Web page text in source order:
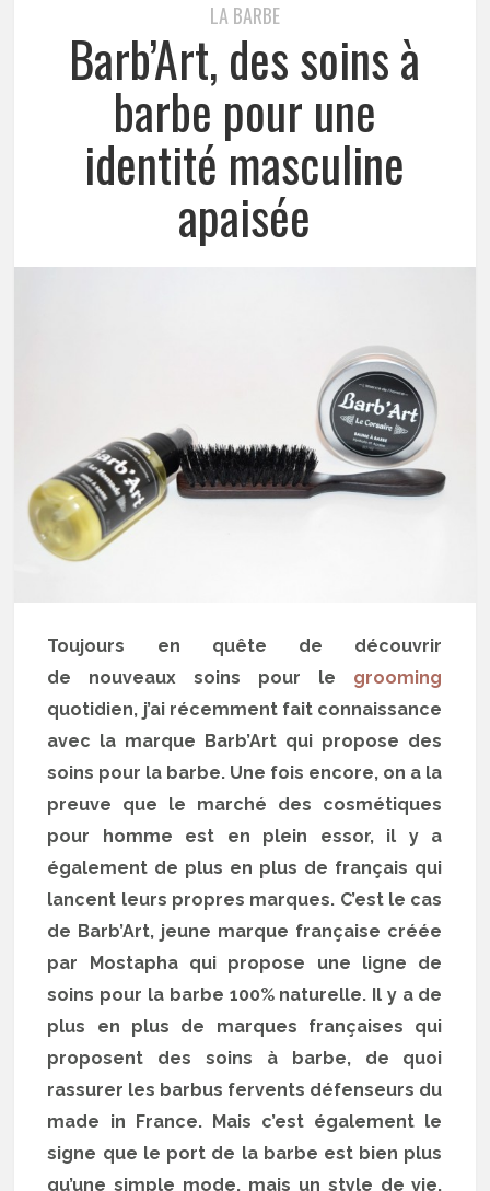
LA BARBE
Barb’Art, des soins à
barbe pour une
identité masculine
apaisée
Toujours en quête de découvrir
de nouveaux soins pour le grooming
quotidien, j’ai récemment fait connaissance
avec la marque Barb’Art qui propose des
soins pour la barbe. Une fois encore, on a la
preuve que le marché des cosmétiques
pour homme est en plein essor, il y a
également de plus en plus de français qui
lancent leurs propres marques. C’est le cas
de Barb’Art, jeune marque française créée
par Mostapha qui propose une ligne de
soins pour la barbe 100% naturelle. Il y a de
plus en plus de marques françaises qui
proposent des soins à barbe, de quoi
rassurer les barbus fervents défenseurs du
made in France. Mais c’est également le
signe que le port de la barbe est bien plus
qu’une simple mode, mais un style de vie.